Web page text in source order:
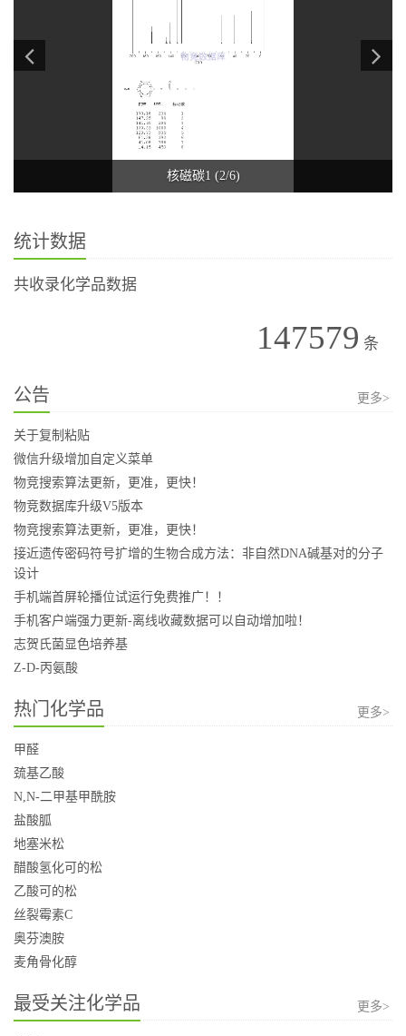
核磁碳1 (2/6)
统计数据
共收录化学品数据
147579 条
公告 更多>
关于复制粘贴
微信升级增加自定义菜单
物竞搜索算法更新，更准，更快！
物竞数据库升级V5版本
物竞搜索算法更新，更准，更快！
接近遗传密码符号扩增的生物合成方法：非自然DNA碱基对的分子
设计
手机端首屏轮播位试运行免费推广！！
手机客户端强力更新-离线收藏数据可以自动增加啦！
志贺氏菌显色培养基
Z-D-丙氨酸
热门化学品 更多>
甲醛
巯基乙酸
N,N-二甲基甲酰胺
盐酸胍
地塞米松
醋酸氢化可的松
乙酸可的松
丝裂霉素C
奥芬澳胺
麦角骨化醇
最受关注化学品 更多>